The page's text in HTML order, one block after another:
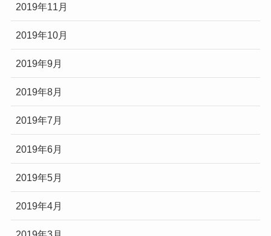
2019年11月
2019年10月
2019年9月
2019年8月
2019年7月
2019年6月
2019年5月
2019年4月